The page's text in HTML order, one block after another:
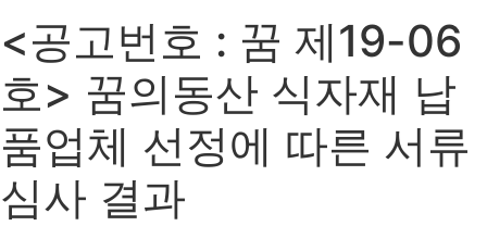
<공고번호 : 꿈 제19-06
호> 꿈의동산 식자재 납
품업체 선정에 따른 서류
심사 결과